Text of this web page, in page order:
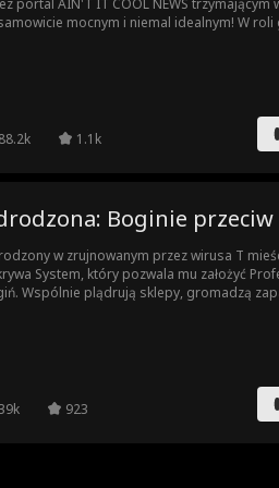
portal AIN'T IT COOL NEWS trzymającym
mocnym i niemal idealnym! W roli
88.2k 1.1k
Boginie
w zrujnowanym przez wirusa T
System, który pozwala mu założyć
Wspólnie plądrują sklepy, gromadzą
923